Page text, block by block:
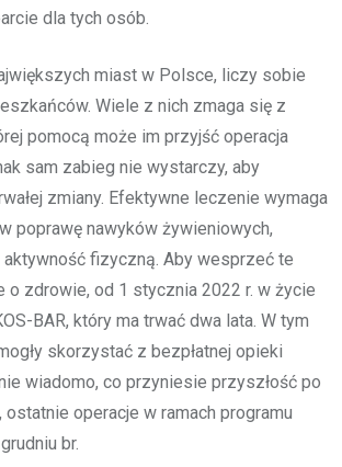
dla tych osób.
miast w Polsce, liczy sobie
Wiele z nich zmaga się z
pomocą może im przyjść operacja
sam zabieg nie wystarczy, aby
zmiany. Efektywne leczenie wymaga
poprawę nawyków żywieniowych,
aktywność fizyczną. Aby wesprzeć te
o zdrowie, od 1 stycznia 2022 r. w życie
BAR, który ma trwać dwa lata. W tym
skorzystać z bezpłatnej opieki
wiadomo, co przyniesie przyszłość po
operacje w ramach programu
br.